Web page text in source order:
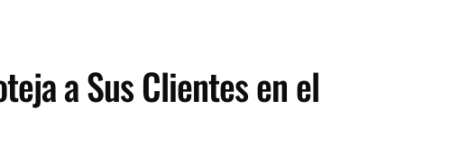
a Sus Clientes en el